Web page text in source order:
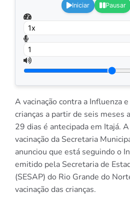
Iniciar Pausar
A vacinação contra a Influenza
crianças a partir de seis meses
29 dias é antecipada em Itajá.
vacinação da Secretaria
anunciou que está seguindo o
emitido pela Secretaria de
(SESAP) do Rio Grande do
vacinação das crianças.